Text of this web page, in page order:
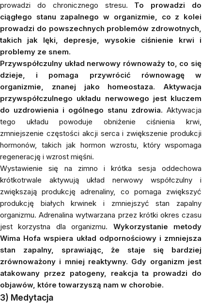
prowadzi do chronicznego stresu. To prowadzi do
ciągłego stanu zapalnego w organizmie, co z kolei
prowadzi do powszechnych problemów zdrowotnych,
takich jak lęki, depresje, wysokie ciśnienie krwi i
problemy ze snem.
Przywspółczulny układ nerwowy równoważy to, co się
dzieje, i pomaga przywrócić równowagę w
organizmie, znanej jako homeostaza. Aktywacja
przywspółczulnego układu nerwowego jest kluczem
do uzdrowienia i ogólnego stanu zdrowia. Aktywacja
tego układu powoduje obniżenie ciśnienia krwi,
zmniejszenie częstości akcji serca i zwiększenie produkcji
hormonów, takich jak hormon wzrostu, który wspomaga
regenerację i wzrost mięśni.
Wystawienie się na zimno i krótka sesja oddechowa
krótkotrwale aktywują układ nerwowy współczulny i
zwiększają produkcję adrenaliny, co pomaga zwiększyć
produkcję białych krwinek i zmniejszyć stan zapalny
organizmu. Adrenalina wytwarzana przez krótki okres czasu
jest korzystna dla organizmu. Wykorzystanie metody
Wima Hofa wspiera układ odpornościowy i zmniejsza
stan zapalny, sprawiając, że staje się bardziej
zrównoważony i mniej reaktywny. Gdy organizm jest
atakowany przez patogeny, reakcja ta prowadzi do
objawów, które towarzyszą nam w chorobie.
3) Medytacja